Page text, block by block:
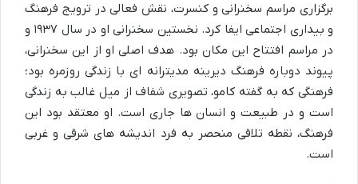
برگزاری مراسم سخنرانی و کنسرت، نقش فعالی در ترویج فرهنگ
و بیداری اجتماعی ایفا کرد. نخستین سخنرانی او در سال ۱۹۳۷ و
در مراسم افتتاح این مکان بود. هدف اصلی او از این سخنرانی،
پیوند دوباره فرهنگ دیرینه مدیترانه ای با زندگی روزمره بود؛
فرهنگی که به گفته کامو، تصویری شفاف از میل غالب به زندگی
است و در طبیعت و انسان ها جاری است. او معتقد بود این
فرهنگ، نقطه تلاقی منحصر به فرد اندیشه های شرقی و غربی
است.